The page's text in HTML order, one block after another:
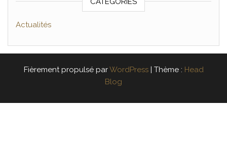
Actualités
Fièrement propulsé parWordPress Thème : Head
Blog